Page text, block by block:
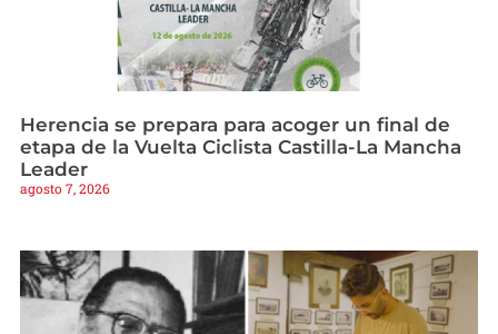
Herencia se prepara para acoger un final de
etapa de la Vuelta Ciclista Castilla-La Mancha
Leader
agosto 7, 2026